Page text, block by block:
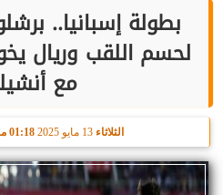
بطولة إسبانيا..
لحسم اللقب وريال
مع
الثلاثاء 13 مايو 2025 01:18 مـ